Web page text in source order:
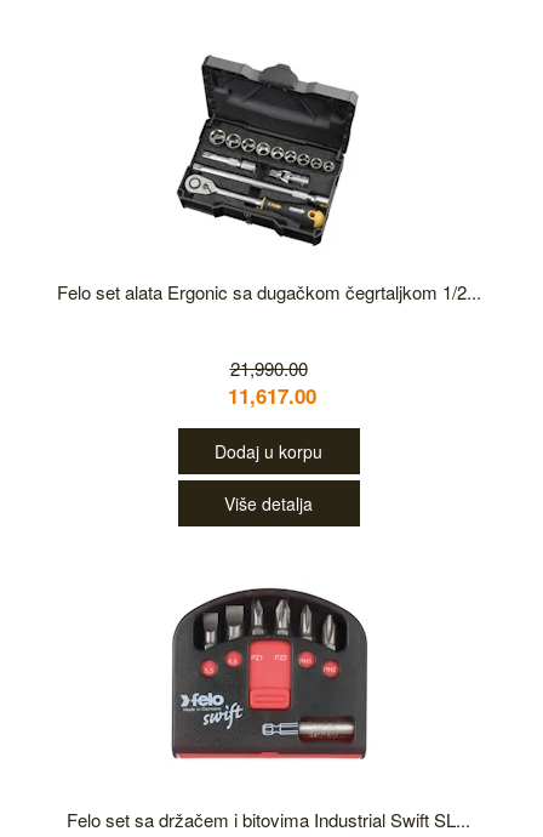
Felo set alata Ergonic sa dugačkom čegrtaljkom 1/2...
21,990.00
11,617.00
Dodaj u korpu
Više detalja
Felo set sa držačem i bitovima Industrial Swift SL...